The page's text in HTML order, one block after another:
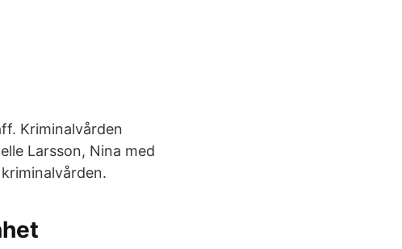
Kriminalvården
Larsson, Nina med